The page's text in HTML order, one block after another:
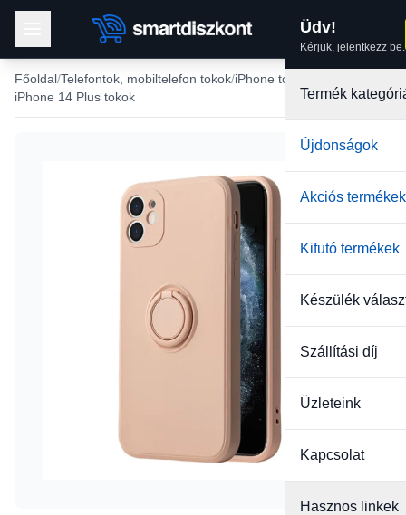
Üdv!
Kérjük, jelentkezz be.
Termék
Újdonságok
Akciós termékek
Kifutó termékek
Készülék
Szállítási díj
Üzleteink
Kapcsolat
Hasznos linkek
Főoldal Telefontok, mobiltelefon tokok iPhone tokok
iPhone 14 Plus tokok